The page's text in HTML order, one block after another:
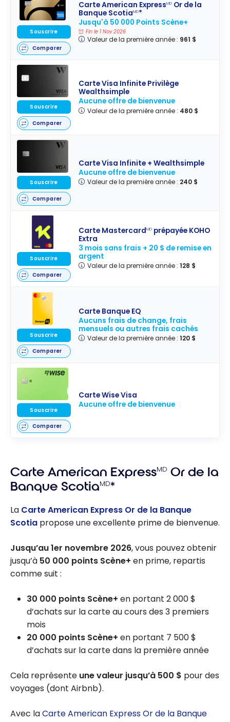
Carte American ExpressMD Or de la
Banque ScotiaMD*
Jusqu'à 50 000 Points Scène+
Fin le 1 Nov 2026
Valeur de la première année : 961 $
Souscrire
Comparer
Carte Visa Infinite Privilège
Wealthsimple
Aucune offre de bienvenue
Valeur de la première année : 480 $
Souscrire
Comparer
Carte Visa Infinite + Wealthsimple
Aucune offre de bienvenue
Valeur de la première année : 240 $
Souscrire
Comparer
Carte MastercardMD prépayée KOHO
Extra
3 mois sans frais + 20 $ de remise en
argent
Valeur de la première année : 128 $
Souscrire
Comparer
Carte Banque EQ
Aucuns frais de change, frais
mensuels ou autres frais cachés
Valeur de la première année : 120 $
Souscrire
Comparer
Carte Wise Visa
Aucune offre de bienvenue
Souscrire
Comparer
Carte American ExpressMD Or de la
Banque ScotiaMD*
La Carte American Express Or de la Banque
Scotia propose une excellente prime de bienvenue.
Jusqu’au 1er novembre 2026, vous pouvez obtenir
jusqu’à 50 000 points Scène+ en prime, repartis
comme suit :
30 000 points Scène+ en portant 2 000 $
d’achats sur la carte au cours des 3 premiers
mois
20 000 points Scène+ en portant 7 500 $
d’achats sur la carte dans la première année
Cela représente une valeur jusqu’à 500 $ pour des
voyages (dont Airbnb).
Avec laCarte American Express Or de la Banque